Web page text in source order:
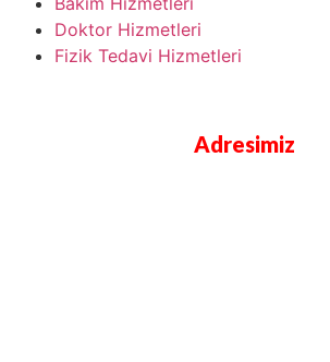
Doktor Hizmetleri
Fizik Tedavi Hizmetleri
Adresimiz